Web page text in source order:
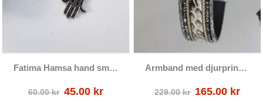
Fatima Hamsa hand smycke i silver
60.00kr Det
45.00 krDet
Armband med djurprint och magnetlås
229.00kr Det
165.00 krDet